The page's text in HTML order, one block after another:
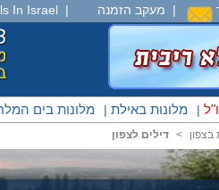
In Israel | מעקב הזמנה |
מלונות בים | מלונות באילת |
דילים לצפון < בצפון